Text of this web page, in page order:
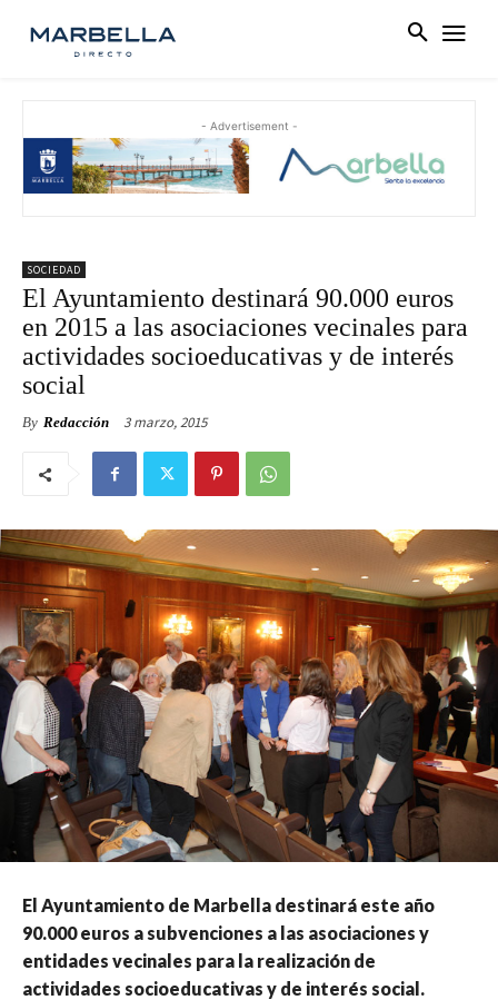
- Advertisement -
SOCIEDAD
El Ayuntamiento destinará 90.000 euros
en 2015 a las asociaciones vecinales para
actividades socioeducativas y de interés
social
By Redacción 3 marzo, 2015
El Ayuntamiento de Marbella destinará este año
90.000 euros a subvenciones a las asociaciones y
entidades vecinales para la realización de
actividades socioeducativas y de interés social.